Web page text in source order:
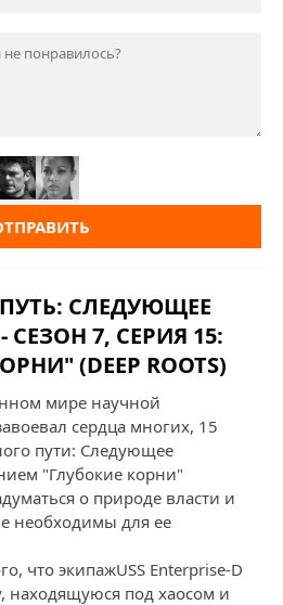
СЛЕДУЮЩЕЕ
7, СЕРИЯ 15:
(DEEP ROOTS)
мире научной
сердца многих, 15
пути: Следующее
"Глубокие корни"
о природе власти и
необходимы для ее
что экипажUSS Enterprise-D
находящуюся под хаосом и